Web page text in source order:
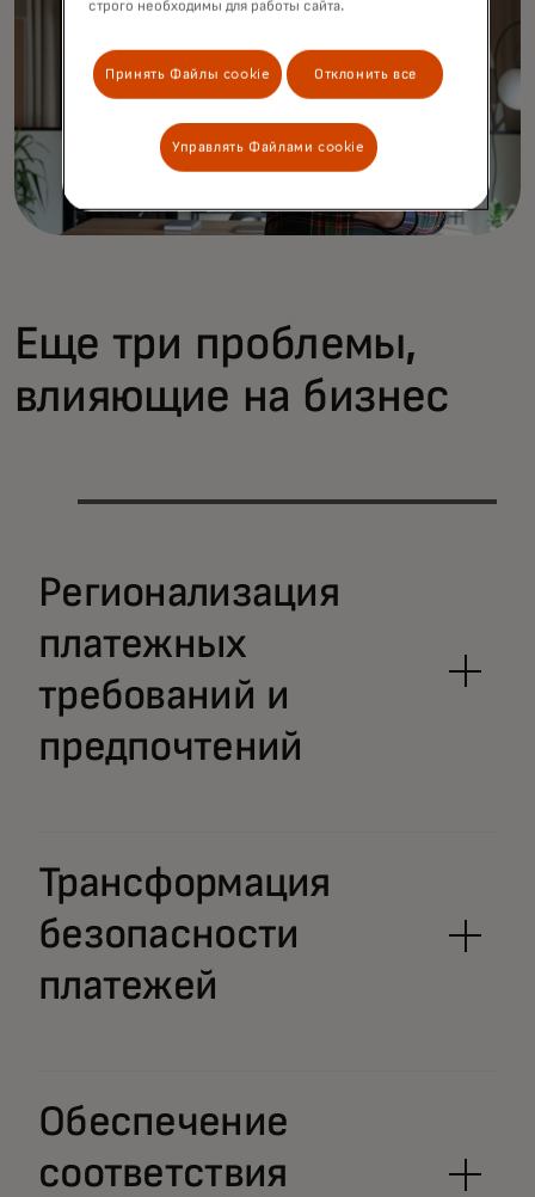
Еще три проблемы,
влияющие на бизнес
Регионализация
платежных
требований и
предпочтений
Трансформация
безопасности
платежей
Обеспечение
соответствия
строго необходимы для работы сайта.
Принять Файлы cookie Отклонить все
Управлять Файлами cookie